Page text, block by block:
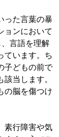
った言葉の暴
ョンにおいて
、言語を理解
ています。ち
子どもの前で
当します。
の脳を傷つけ
素行障害や気